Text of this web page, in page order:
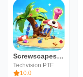
Screwscapes®3D
Techvision PTE. LTD.
10.0